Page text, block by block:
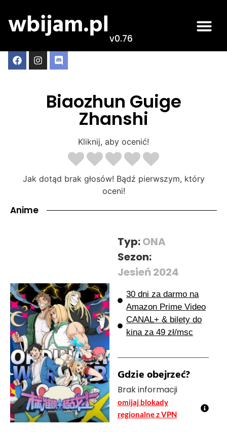
v0.76
Biaozhun Guige
Zhanshi
Kliknij, aby ocenić!
Jak dotąd brak głosów! Bądź pierwszym, który
oceni!
Anime
Typ:ONA
Sezon:
Jesień 2024
30 dni za darmo na
Amazon Prime Video
CANAL+ & bilety do
kina za 49 zł/msc
Gdzie obejrzeć?
Brak informacji
omijaj blokady
regionalne z VPN